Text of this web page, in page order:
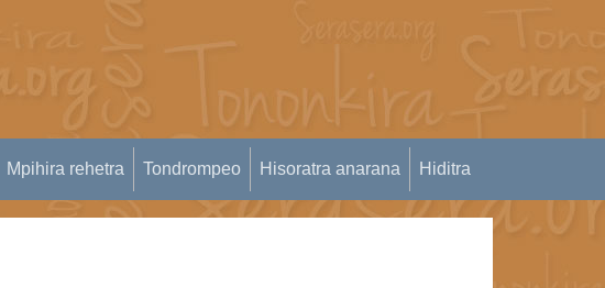
Mpihira rehetra Tondrompeo Hisoratra anarana Hiditra